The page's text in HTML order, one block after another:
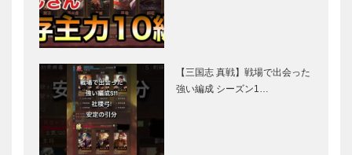
【三国志 真戦】戦場で出会った
強い編成 シーズン1…